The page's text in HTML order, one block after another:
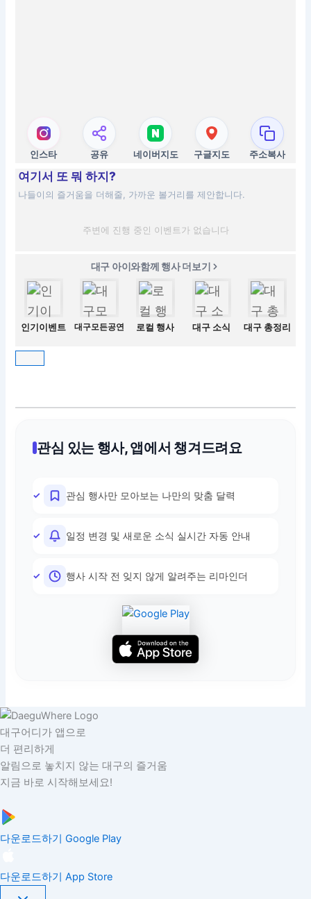
인스타 공유 네이버지도 구글지도 주소복사
여기서 또 뭐 하지?
나들이의 즐거움을 더해줄, 가까운 볼거리를 제안합니다.
주변에 진행 중인 이벤트가 없습니다
대구 아이와함께 행사 더보기
인기이벤트 대구모든공연 로컬 행사 대구 소식 대구 총정리
관심 있는 행사, 앱에서 챙겨드려요
관심 행사만 모아보는 나만의 맞춤 달력
일정 변경 및 새로운 소식 실시간 자동 안내
행사 시작 전 잊지 않게 알려주는 리마인더
대구어디가 앱으로
더 편리하게
알림으로 놓치지 않는 대구의 즐거움
지금 바로 시작해보세요!
다운로드하기 Google Play
다운로드하기 App Store